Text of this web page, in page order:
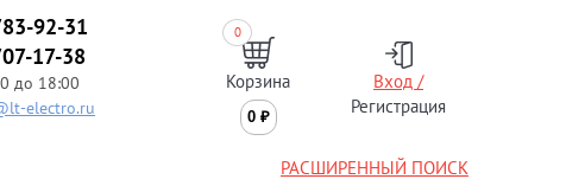
92-31
17-38
до 18:00
electro.ru
0
Корзина
0 ₽
Вход /
Регистрация
РАСШИРЕННЫЙ ПОИСК